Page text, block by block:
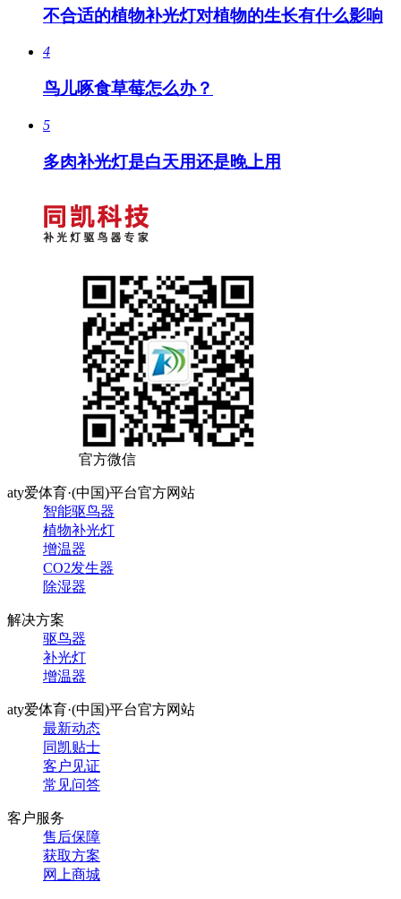
不合适的植物补光灯对植物的生长有什么影响
4
鸟儿啄食草莓怎么办？
5
多肉补光灯是白天用还是晚上用
官方微信
aty爱体育·(中国)平台官方网站
智能驱鸟器
植物补光灯
增温器
CO2发生器
除湿器
解决方案
驱鸟器
补光灯
增温器
aty爱体育·(中国)平台官方网站
最新动态
同凯贴士
客户见证
常见问答
客户服务
售后保障
获取方案
网上商城